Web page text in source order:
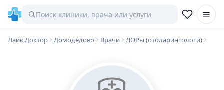
Лайк.Доктор Домодедово Врачи ЛОРы (отоларингологи)